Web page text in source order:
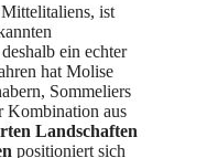
ist
ein echter
hat Molise
Sommeliers
Kombination aus
Landschaften
positioniert sich